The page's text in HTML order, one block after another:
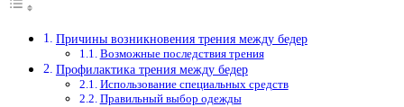
Причины возникновения трения между бедер
Возможные последствия трения
Профилактика трения между бедер
Использование специальных средств
Правильный выбор одежды